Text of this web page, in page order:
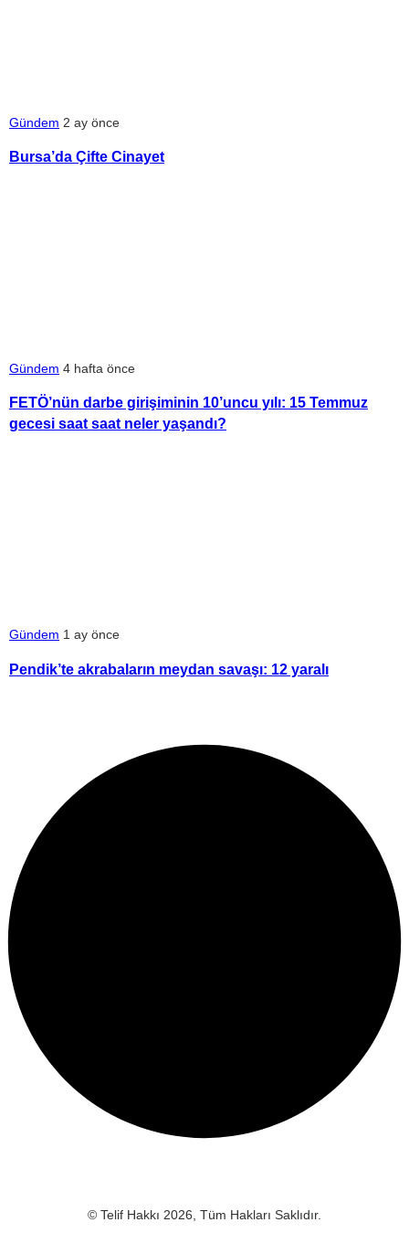
Gündem 2 ay önce
Bursa’da Çifte Cinayet
Gündem 4 hafta önce
FETÖ’nün darbe girişiminin 10’uncu yılı: 15 Temmuz
gecesi saat saat neler yaşandı?
Gündem 1 ay önce
Pendik’te akrabaların meydan savaşı: 12 yaralı
© Telif Hakkı 2026, Tüm Hakları Saklıdır.